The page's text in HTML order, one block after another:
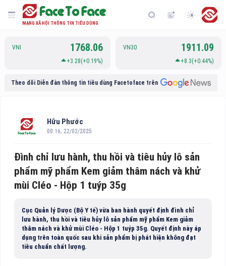
MẠNG XÃ HỘI THÔNG TIN TIÊU DÙNG
VNI 1768.06
+3.28(+0.19%)
VN30 1911.09
+8.3(+0.44%)
Theo dõi Diễn đàn thông tin tiêu dùng Facetoface trên
Hữu Phước
00:16, 22/02/2025
Đình chỉ lưu hành, thu hồi và tiêu hủy lô sản
phẩm mỹ phẩm Kem giảm thâm nách và khử
mùi Cléo - Hộp 1 tuýp 35g
Cục Quản lý Dược (Bộ Y tế) vừa ban hành quyết định đình chỉ
lưu hành, thu hồi và tiêu hủy lô sản phẩm mỹ phẩm Kem giảm
thâm nách và khử mùi Cléo - Hộp 1 tuýp 35g. Quyết định này áp
dụng trên toàn quốc sau khi sản phẩm bị phát hiện không đạt
tiêu chuẩn chất lượng.